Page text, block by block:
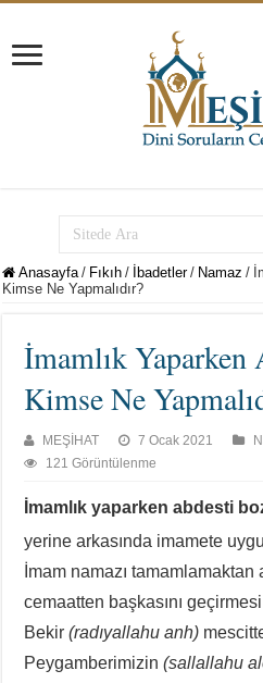
Anasayfa / Fıkıh / İbadetler / Namaz /
Kimse Ne Yapmalıdır?
İmamlık
Kimse Ne
MEŞİHAT 7 Ocak 2021
121 Görüntülenme
İmamlık yaparken abdesti
yerine arkasında imamete
İmam namazı tamamlamaktan
cemaatten başkasını
Bekir(radıyallahu anh)
Peygamberimizin(sallallahu